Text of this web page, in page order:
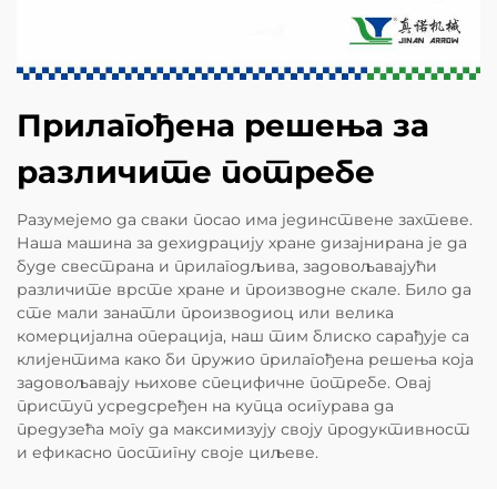
Прилагођена решења за
различите потребе
Разумејемо да сваки посао има јединствене захтеве.
Наша машина за дехидрацију хране дизајнирана је да
буде свестрана и прилагодљива, задовољавајући
различите врсте хране и производне скале. Било да
сте мали занатли производиоц или велика
комерцијална операција, наш тим блиско сарађује са
клијентима како би пружио прилагођена решења која
задовољавају њихове специфичне потребе. Овај
приступ усредсређен на купца осигурава да
предузећа могу да максимизују своју продуктивност
и ефикасно постигну своје циљеве.